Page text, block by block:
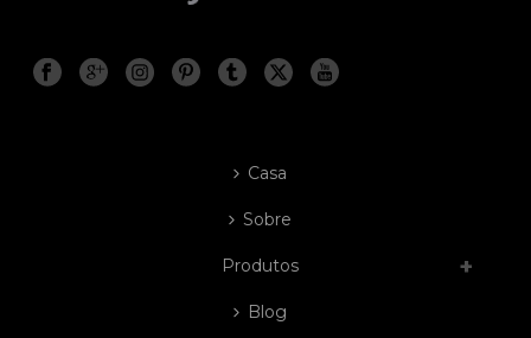
Casa
Sobre
Produtos
Blog